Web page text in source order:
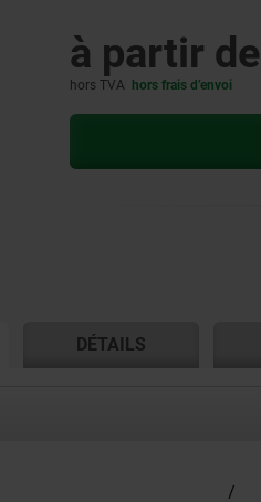
à partir de
hors TVA hors frais d’envoi
DÉTAILS